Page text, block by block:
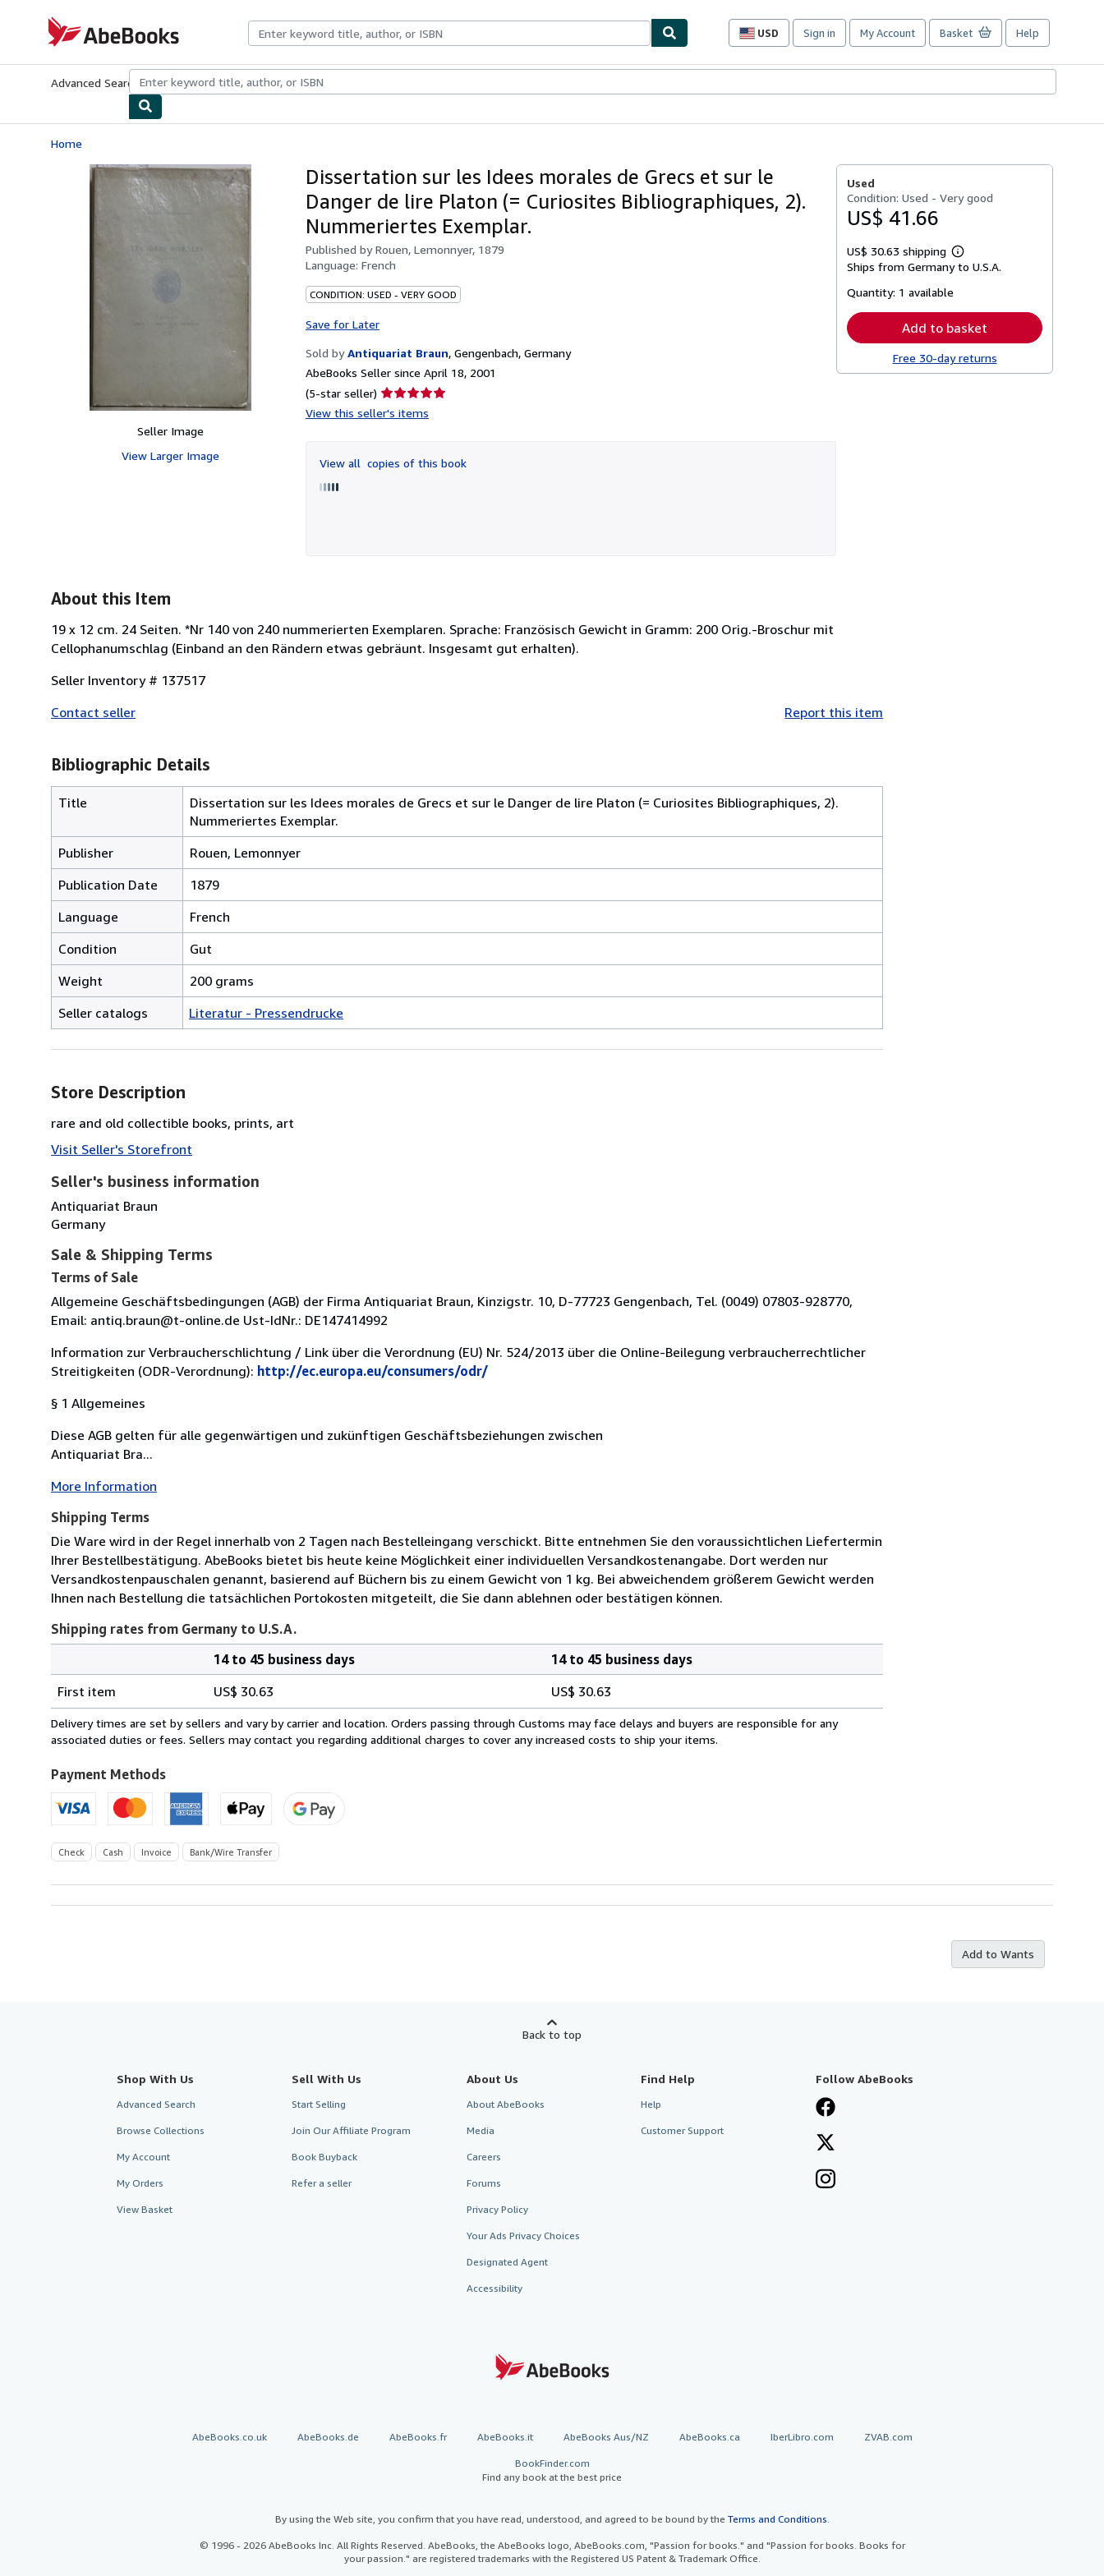
AbeBooks.com
USD
Site
preferences
Sign in My Account Basket Help
Advanced Search Browse CollectionsRare BooksArt & Collectibles
Home
Seller Image
View Larger Image
Dissertation sur les Idees morales de Grecs et sur le
Danger de lire Platon (= Curiosites Bibliographiques, 2).
Nummeriertes Exemplar.
Published byRouen, Lemonnyer, 1879
Language: French
CONDITION: USED - VERY GOOD
Save for Later
Sold by Antiquariat Braun, Gengenbach, Germany
AbeBooks Seller since April 18, 2001
(5-star seller) Seller
rating
of
5
View this seller's items
View all copies of this book
Used
Condition: Used - Very good
US$ 41.66
US$ 30.63 shipping
Learn
more
Ships from Germany to U.S.A.
Quantity: 1 available
Add to basket
Free 30-day returns
About this Item
19 x 12 cm. 24 Seiten. *Nr 140 von 240 nummerierten Exemplaren. Sprache: Französisch Gewicht in Gramm: 200 Orig.-Broschur mit
Cellophanumschlag (Einband an den Rändern etwas gebräunt. Insgesamt gut erhalten).
Seller Inventory # 137517
Contact seller
Report this item
Bibliographic Details
Title
Dissertation sur les Idees morales de Grecs et sur le Danger de lire Platon (= Curiosites Bibliographiques, 2).
Nummeriertes Exemplar.
Publisher
Rouen, Lemonnyer
Publication Date
1879
Language
French
Condition
Gut
Weight
200 grams
Seller catalogs
Literatur - Pressendrucke
Store Description
rare and old collectible books, prints, art
Visit Seller's Storefront
Seller's business information
Antiquariat Braun
Germany
Sale & Shipping Terms
Terms of Sale
Allgemeine Geschäftsbedingungen (AGB) der Firma Antiquariat Braun, Kinzigstr. 10, D-77723 Gengenbach, Tel. (0049) 07803-928770,
Email: antiq.braun@t-online.de Ust-IdNr.: DE147414992
Information zur Verbraucherschlichtung / Link über die Verordnung (EU) Nr. 524/2013 über die Online-Beilegung verbraucherrechtlicher
Streitigkeiten (ODR-Verordnung): http://ec.europa.eu/consumers/odr/
§ 1 Allgemeines
Diese AGB gelten für alle gegenwärtigen und zukünftigen Geschäftsbeziehungen zwischen
Antiquariat Bra...
More Information
Shipping Terms
Die Ware wird in der Regel innerhalb von 2 Tagen nach Bestelleingang verschickt. Bitte entnehmen Sie den voraussichtlichen Liefertermin
Ihrer Bestellbestätigung. AbeBooks bietet bis heute keine Möglichkeit einer individuellen Versandkostenangabe. Dort werden nur
Versandkostenpauschalen genannt, basierend auf Büchern bis zu einem Gewicht von 1 kg. Bei abweichendem größerem Gewicht werden
Ihnen nach Bestellung die tatsächlichen Portokosten mitgeteilt, die Sie dann ablehnen oder bestätigen können.
Shipping rates from Germany to U.S.A.
rates
from
Germany
U.S.A.
14 to 45 business days
14 to 45 business days
First item
US$ 30.63 US$ 30.63
Delivery times are set by sellers and vary by carrier and location. Orders passing through Customs may face delays and buyers are responsible for any
associated duties or fees. Sellers may contact you regarding additional charges to cover any increased costs to ship your items.
Payment Methods
Check Cash Invoice Bank/Wire Transfer
Add to Wants
Back to top
Shop With Us
Advanced Search
Browse Collections
My Account
My Orders
View Basket
Sell With Us
Start Selling
Join Our Affiliate Program
Book Buyback
Refer a seller
About Us
About AbeBooks
Media
Careers
Forums
Privacy Policy
Your Ads Privacy Choices
Designated Agent
Accessibility
Find Help
Help
Customer Support
Follow AbeBooks
AbeBooks.co.uk AbeBooks.de AbeBooks.fr AbeBooks.it AbeBooks Aus/NZ AbeBooks.ca IberLibro.com ZVAB.com
BookFinder.com
Find any book at the best price
By using the Web site, you confirm that you have read, understood, and agreed to be bound by the Terms and Conditions
© 1996 - 2026 AbeBooks Inc. All Rights Reserved. AbeBooks, the AbeBooks logo, AbeBooks.com, "Passion for books." and "Passion for books. Books for
your passion." are registered trademarks with the Registered US Patent & Trademark Office.